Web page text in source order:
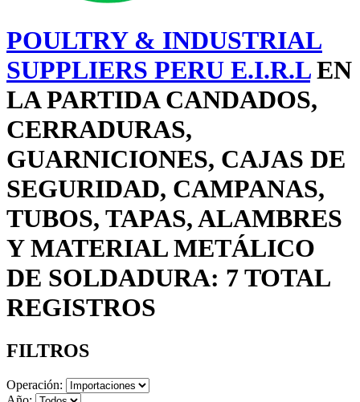
POULTRY & INDUSTRIAL
SUPPLIERS PERU E.I.R.LEN
LA PARTIDA CANDADOS,
CERRADURAS,
GUARNICIONES, CAJAS DE
SEGURIDAD, CAMPANAS,
TUBOS, TAPAS, ALAMBRES
Y MATERIAL METÁLICO
DE SOLDADURA: 7 TOTAL
REGISTROS
FILTROS
Operación: